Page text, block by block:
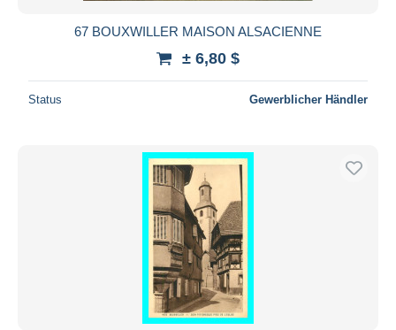
67 BOUXWILLER MAISON ALSACIENNE
± 6,80 $
Status Gewerblicher Händler